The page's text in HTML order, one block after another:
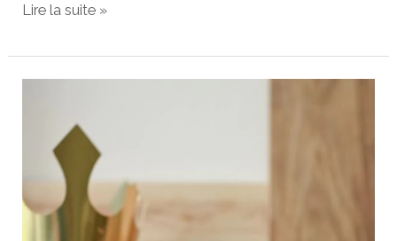
Lire la suite »